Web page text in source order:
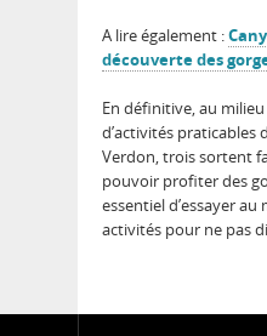
A lire également :
découverte des
En définitive, au
d’activités praticables
Verdon, trois sortent
pouvoir profiter des
essentiel d’essayer au
activités pour ne pas